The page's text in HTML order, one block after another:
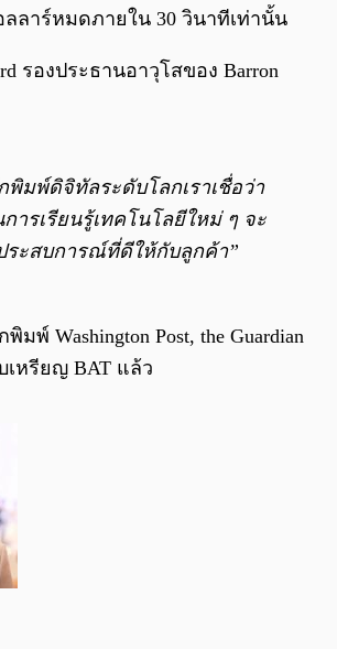
ลาร์หมดภายใน 30 วินาทีเท่านั้น
รองประธานอาวุโสของ Barron
พิมพ์ดิจิทัลระดับโลกเราเชื่อว่า
ารเรียนรู้เทคโนโลยีใหม่ ๆ จะ
ระสบการณ์ที่ดีให้กับลูกค้า”
พ์ Washington Post, the Guardian
เหรียญ BAT แล้ว